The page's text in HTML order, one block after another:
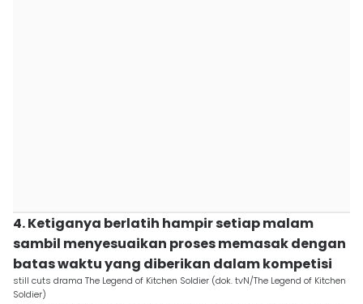
4. Ketiganya berlatih hampir setiap malam
sambil menyesuaikan proses memasak dengan
batas waktu yang diberikan dalam kompetisi
still cuts drama The Legend of Kitchen Soldier (dok. tvN/The Legend of Kitchen
Soldier)